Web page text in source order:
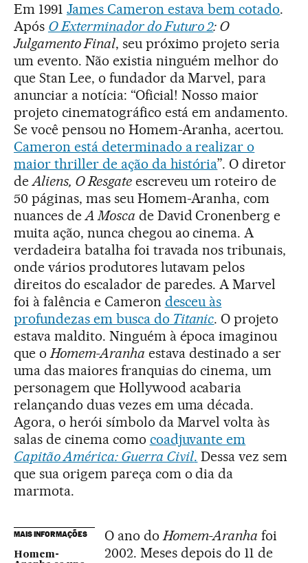
Em 1991 James Cameron estava bem cotado.
Após O Exterminador do Futuro 2: O
Julgamento Final, seu próximo projeto seria
um evento. Não existia ninguém melhor do
que Stan Lee, o fundador da Marvel, para
anunciar a notícia: “Oficial! Nosso maior
projeto cinematográfico está em andamento.
Se você pensou no Homem-Aranha, acertou.
Cameron está determinado a realizar o
maior thriller de ação da história”. O diretor
deAliens, O Resgateescreveu um roteiro de
50 páginas, mas seu Homem-Aranha, com
nuances deA Mosca de David Cronenberg e
muita ação, nunca chegou ao cinema. A
verdadeira batalha foi travada nos tribunais,
onde vários produtores lutavam pelos
direitos do escalador de paredes. A Marvel
foi à falência e Cameron desceu às
profundezas em busca do Titanic. O projeto
estava maldito. Ninguém à época imaginou
que oHomem-Aranha estava destinado a ser
uma das maiores franquias do cinema, um
personagem que Hollywood acabaria
relançando duas vezes em uma década.
Agora, o herói símbolo da Marvel volta às
salas de cinema como coadjuvante em
Capitão América: Guerra Civil. Dessa vez sem
que sua origem pareça com o dia da
marmota.
MAIS INFORMAÇÕES
Homem-
O ano doHomem-Aranha foi
2002. Meses depois do 11 de